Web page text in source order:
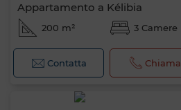
Appartamento a Kélibia
200 m² 3 Camere
Contatta Chiama